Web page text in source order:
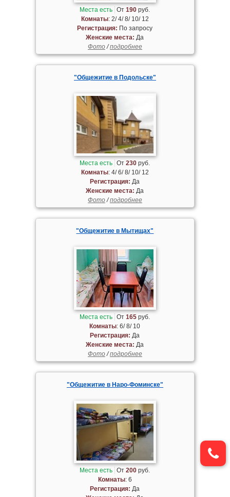
Места есть От190 руб.
Комнаты: 2/ 4/ 8/ 10/ 12
Регистрация: По запросу
Женские места: Да
Фото/подробнее
"Общежитие в Подольске"
Места есть От230 руб.
Комнаты: 4/ 6/ 8/ 10/ 12
Регистрация: Да
Женские места: Да
Фото/подробнее
"Общежитие в Мытищах"
Места есть От165 руб.
Комнаты: 6/ 8/ 10
Регистрация: Да
Женские места: Да
Фото/подробнее
"Общежитие в Наро-Фоминске"
Места есть От200 руб.
Комнаты: 6
Регистрация: Да